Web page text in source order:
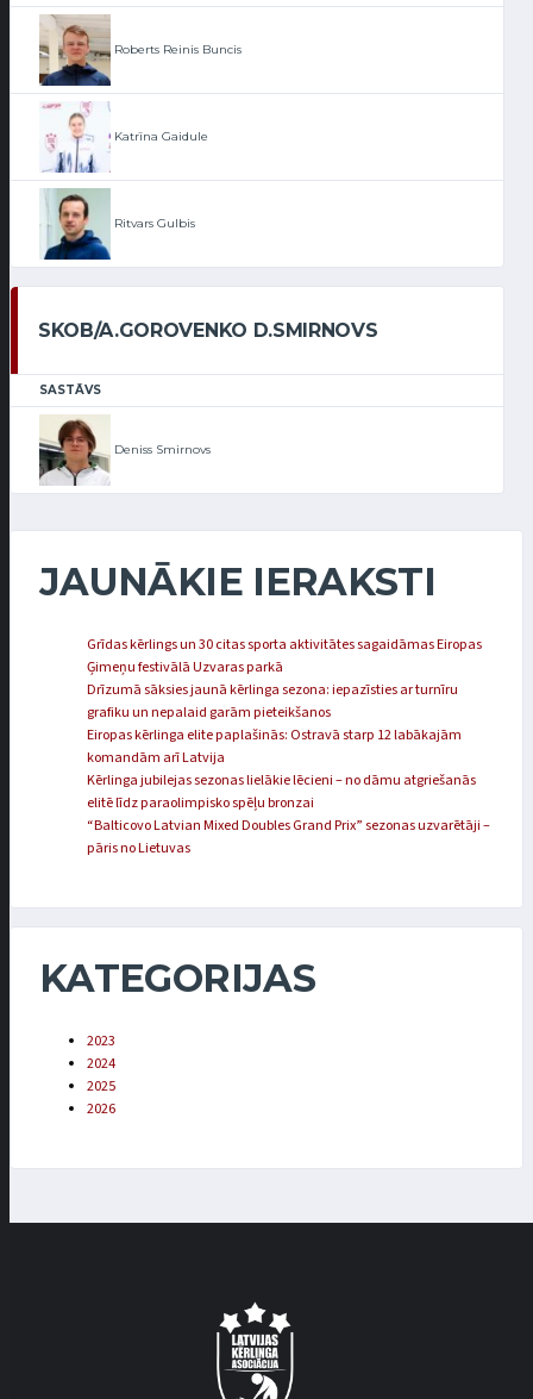
Roberts Reinis Buncis
Katrīna Gaidule
Ritvars Gulbis
SKOB/A.GOROVENKO D.SMIRNOVS
SASTĀVS
Deniss Smirnovs
JAUNĀKIE IERAKSTI
Grīdas kērlings un 30 citas sporta aktivitātes sagaidāmas Eiropas
Ģimeņu festivālā Uzvaras parkā
Drīzumā sāksies jaunā kērlinga sezona: iepazīsties ar turnīru
grafiku un nepalaid garām pieteikšanos
Eiropas kērlinga elite paplašinās: Ostravā starp 12 labākajām
komandām arī Latvija
Kērlinga jubilejas sezonas lielākie lēcieni – no dāmu atgriešanās
elitē līdz paraolimpisko spēļu bronzai
“Balticovo Latvian Mixed Doubles Grand Prix” sezonas uzvarētāji –
pāris no Lietuvas
KATEGORIJAS
2023
2024
2025
2026